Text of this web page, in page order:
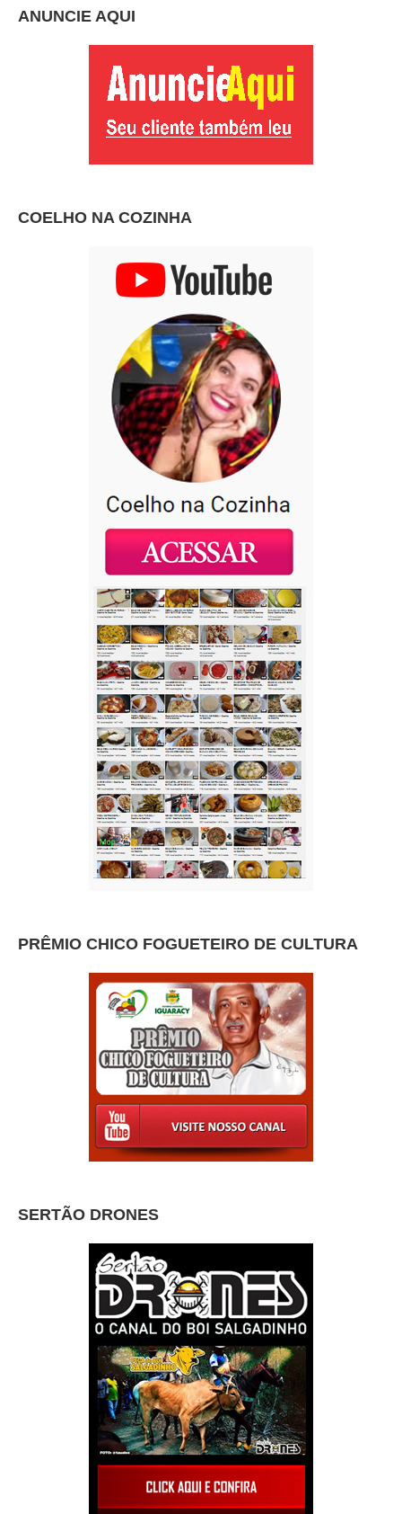
ANUNCIE AQUI
COELHO NA COZINHA
PRÊMIO CHICO FOGUETEIRO DE CULTURA
SERTÃO DRONES